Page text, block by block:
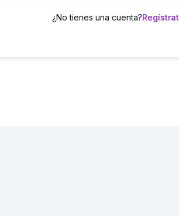
¿No tienes una cuenta?